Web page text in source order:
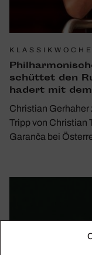
schüttet den
hadert mit
Christian Gerhaher
Tripp von Christian
Garanča bei